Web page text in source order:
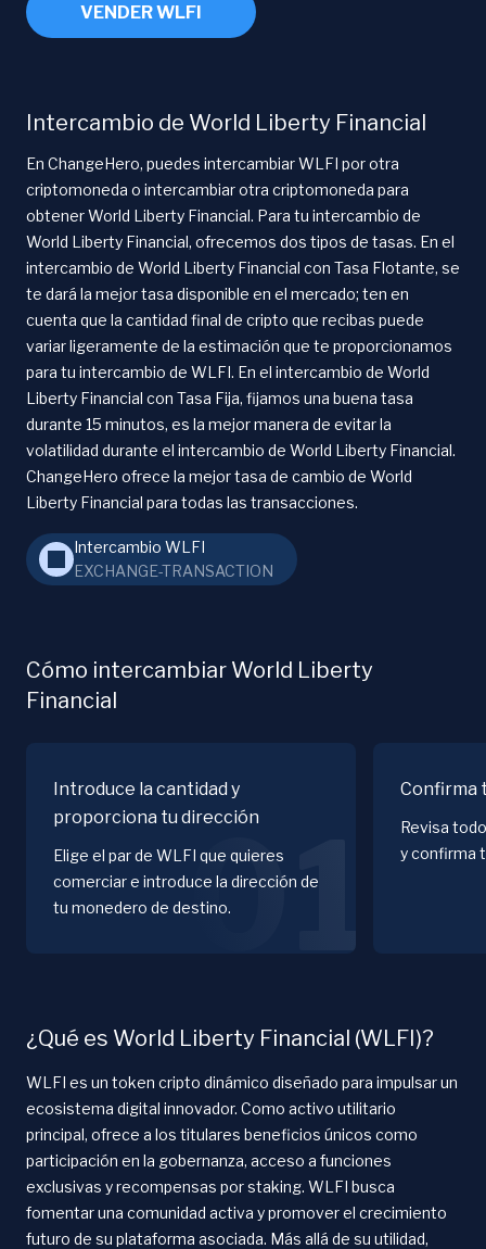
VENDER WLFI
Intercambio de World Liberty Financial
En ChangeHero, puedes intercambiar WLFI por otra
criptomoneda o intercambiar otra criptomoneda para
obtener World Liberty Financial. Para tu intercambio de
World Liberty Financial, ofrecemos dos tipos de tasas. En el
intercambio de World Liberty Financial con Tasa Flotante, se
te dará la mejor tasa disponible en el mercado; ten en
cuenta que la cantidad final de cripto que recibas puede
variar ligeramente de la estimación que te proporcionamos
para tu intercambio de WLFI. En el intercambio de World
Liberty Financial con Tasa Fija, fijamos una buena tasa
durante 15 minutos, es la mejor manera de evitar la
volatilidad durante el intercambio de World Liberty Financial.
ChangeHero ofrece la mejor tasa de cambio de World
Liberty Financial para todas las transacciones.
Intercambio WLFI
EXCHANGE-TRANSACTION
Cómo intercambiar World Liberty
Financial
Introduce la cantidad y
proporciona tu dirección
Elige el par de WLFI que quieres
comerciar e introduce la dirección de
tu monedero de destino.01
Confirma
Revisa
y confirma
¿Qué es World Liberty Financial (WLFI)?
WLFI es un token cripto dinámico diseñado para impulsar un
ecosistema digital innovador. Como activo utilitario
principal, ofrece a los titulares beneficios únicos como
participación en la gobernanza, acceso a funciones
exclusivas y recompensas por staking. WLFI busca
fomentar una comunidad activa y promover el crecimiento
futuro de su plataforma asociada. Más allá de su utilidad,